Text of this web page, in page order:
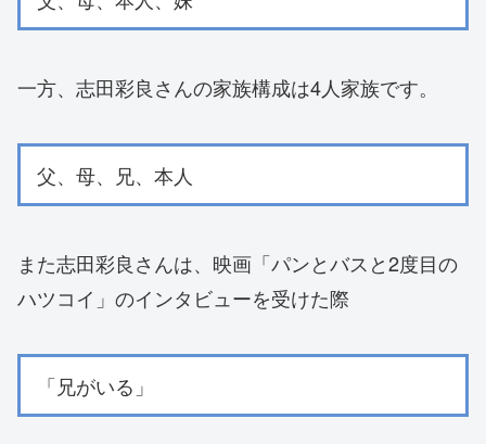
一方、志田彩良さんの家族構成は4人家族です。
父、母、兄、本人
また志田彩良さんは、映画「パンとバスと2度目の
ハツコイ」のインタビューを受けた際
「兄がいる」